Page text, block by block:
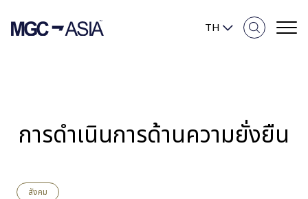
TH
ความมุ่งมั่นของเรา
การดำเนินการด้านความยั่งยืน
สังคม